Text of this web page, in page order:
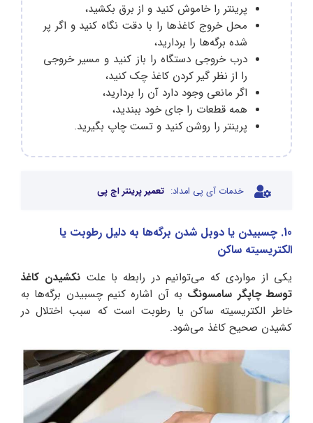
پرینتر را خاموش کنید و از برق بکشید،
محل خروج کاغذها را با دقت نگاه کنید و اگر پر
شده برگه‌ها را بردارید،
درب خروجی دستگاه را باز کنید و مسیر خروجی
را از نظر گیر کردن کاغذ چک کنید،
اگر مانعی وجود دارد آن را بردارید،
همه قطعات را جای خود ببندید،
پرینتر را روشن کنید و تست چاپ بگیرید.
خدمات آی پی امداد: تعمیر پرینتر اچ پی
10. چسبیدن یا دوبل شدن برگه‌ها به دلیل رطوبت یا
الکتریسیته ساکن
یکی از مواردی که می‌توانیم در رابطه با علت نکشیدن کاغذ
توسط چاپگر سامسونگ به آن اشاره کنیم چسبیدن برگه‌ها به
خاطر الکتریسیته ساکن یا رطوبت است که سبب اختلال در
کشیدن صحیح کاغذ می‌شود.